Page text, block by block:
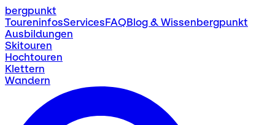
bergpunkt
ToureninfosServicesFAQBlog & Wissenbergpunkt
Ausbildungen
Skitouren
Hochtouren
Klettern
Wandern